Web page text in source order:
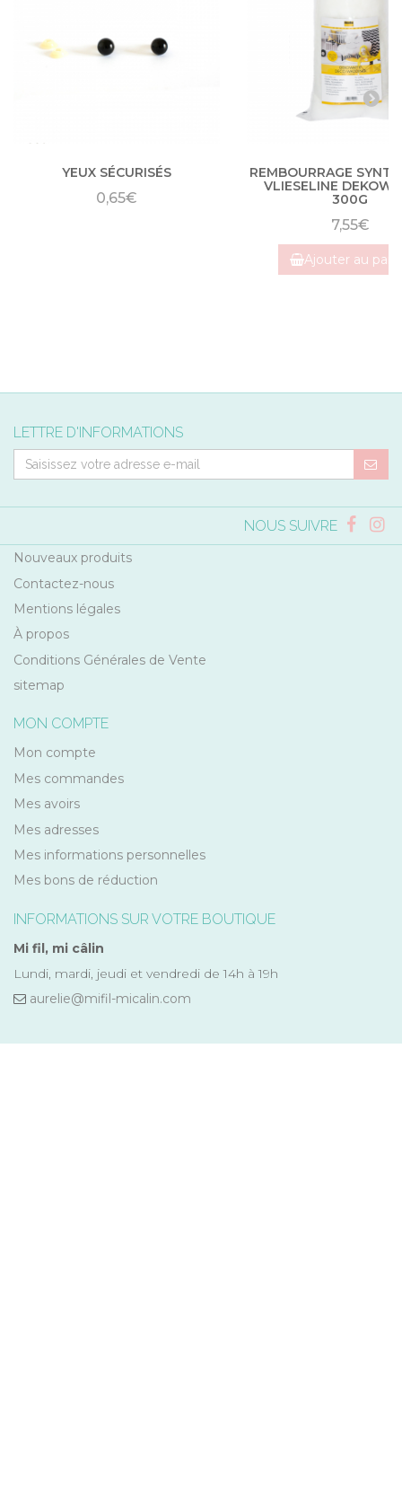
YEUX SÉCURISÉS
0,65€
REMBOURRAGE
VLIESELINE
300G
7,55€
Ajouter au
LETTRE D'INFORMATIONS
NOUS SUIVRE
Nouveaux produits
Contactez-nous
Mentions légales
À propos
Conditions Générales de Vente
sitemap
MON COMPTE
Mon compte
Mes commandes
Mes avoirs
Mes adresses
Mes informations personnelles
Mes bons de réduction
INFORMATIONS SUR VOTRE BOUTIQUE
Mi fil, mi câlin
Lundi, mardi, jeudi et vendredi de 14h à 19h
aurelie@mifil-micalin.com